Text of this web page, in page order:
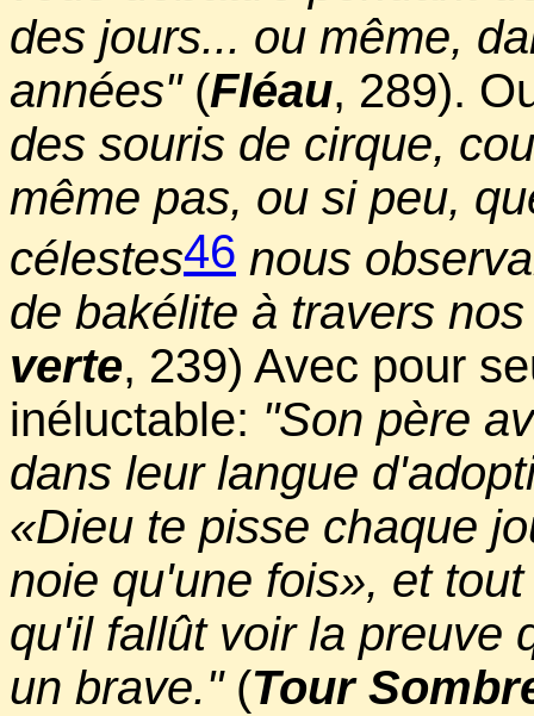
des jours... ou même,
années"(Fléau, 289).
des souris de cirque,
même pas, ou si peu,
célestes46 nous
de bakélite à travers
verte, 239) Avec pour
inéluctable: "Son père
dans leur langue
«Dieu te pisse chaque
noie qu'une fois», et
qu'il fallût voir la preuve
un brave."(Tour